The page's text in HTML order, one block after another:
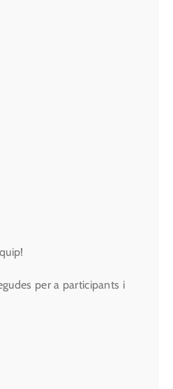
per a participants i